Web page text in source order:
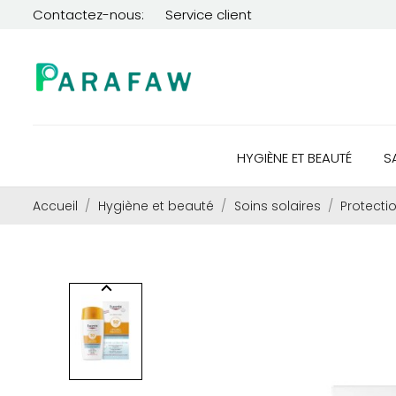
Contactez-nous: Service client
HYGIÈNE ET BEAUTÉ
Accueil Hygiène et beauté Soins solaires
keyboard_arrow_left